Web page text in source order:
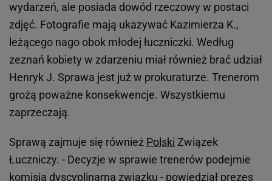
wydarzeń, ale posiada dowód rzeczowy w postaci
zdjęć. Fotografie mają ukazywać Kazimierza K.,
leżącego nago obok młodej łuczniczki. Według
zeznań kobiety w zdarzeniu miał również brać udział
Henryk J. Sprawa jest już w prokuraturze. Trenerom
grożą poważne konsekwencje. Wszystkiemu
zaprzeczają.
Sprawą zajmuje się również Polski Związek
Łuczniczy. - Decyzje w sprawie trenerów podejmie
komisja dyscyplinarna związku - powiedział prezes